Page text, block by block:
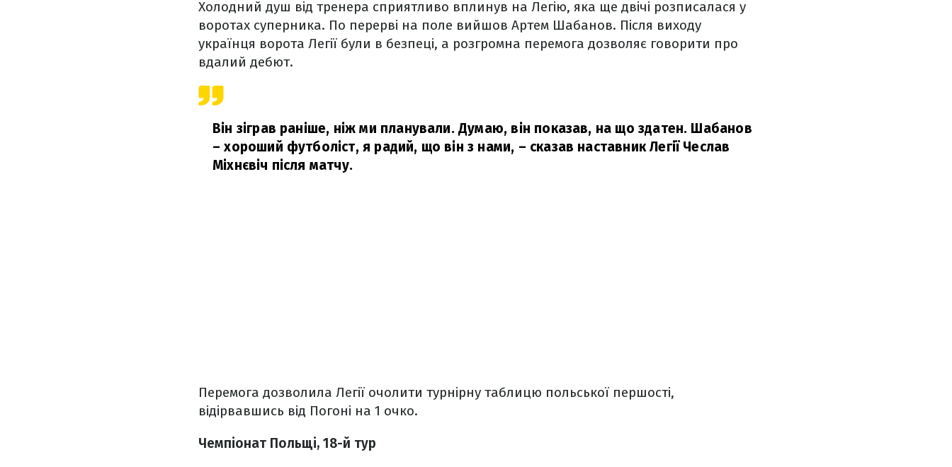
Холодний душ від тренера сприятливо вплинув на Легію, яка ще двічі розписалася у
воротах суперника. По перерві на поле вийшов Артем Шабанов. Після виходу
українця ворота Легії були в безпеці, а розгромна перемога дозволяє говорити про
вдалий дебют.
Він зіграв раніше, ніж ми планували. Думаю, він показав, на що здатен. Шабанов
– хороший футболіст, я радий, що він з нами, – сказав наставник Легії Чеслав
Міхнєвіч після матчу.
Перемога дозволила Легії очолити турнірну таблицю польської першості,
відірвавшись від Погоні на 1 очко.
Чемпіонат Польщі, 18-й тур